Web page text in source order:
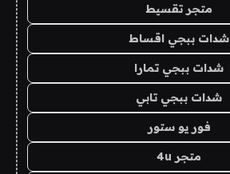
متجر تقسيط
شدات ببجي اقساط
شدات ببجي تمارا
شدات ببجي تابي
فور يو ستور
متجر 4u